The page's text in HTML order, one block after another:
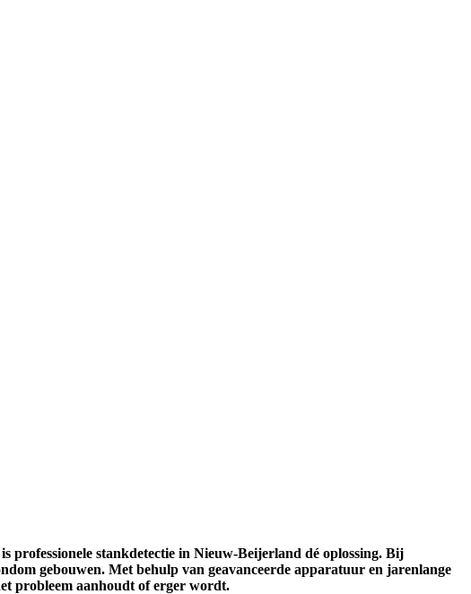
professionele stankdetectie in Nieuw-Beijerland dé oplossing. Bij
gebouwen. Met behulp van geavanceerde apparatuur en jarenlange
probleem aanhoudt of erger wordt.